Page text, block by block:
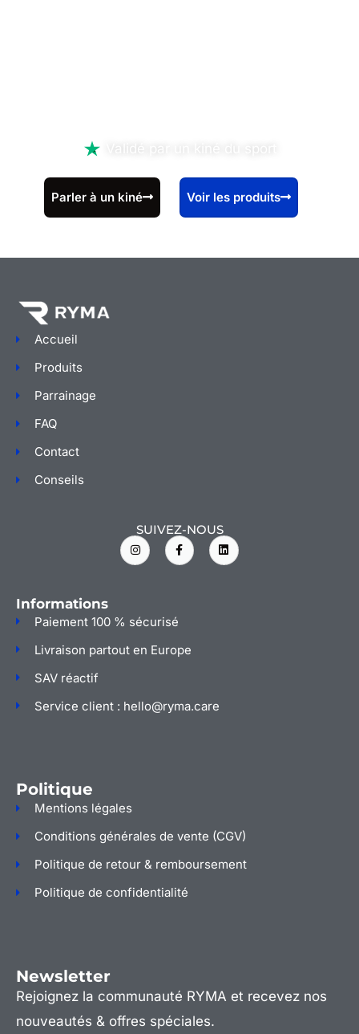
Parler à un kiné Voir les produits
Accueil
Produits
Parrainage
FAQ
Contact
Conseils
SUIVEZ-NOUS
I
n
s
a
m
F
a
c
L
i
n
Informations
Paiement 100 % sécurisé
Livraison partout en Europe
SAV réactif
Service client : hello@ryma.care
Politique
Mentions légales
Conditions générales de vente (CGV)
Politique de retour & remboursement
Politique de confidentialité
Newsletter
Rejoignez la communauté RYMA et recevez nos
nouveautés & offres spéciales.